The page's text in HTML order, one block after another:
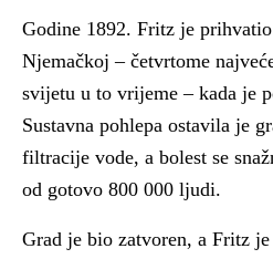
Godine 1892. Fritz je
Njemačkoj – četvrtome
svijetu u to vrijeme – kada je
Sustavna pohlepa ostavila je
filtracije vode, a bolest se
od gotovo 800 000 ljudi.
Grad je bio zatvoren, a Fritz